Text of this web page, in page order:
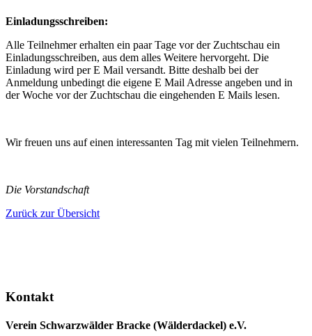
Einladungsschreiben:
Alle Teilnehmer erhalten ein paar Tage vor der Zuchtschau ein
Einladungsschreiben, aus dem alles Weitere hervorgeht. Die
Einladung wird per E Mail versandt. Bitte deshalb bei der
Anmeldung unbedingt die eigene E Mail Adresse angeben und in
der Woche vor der Zuchtschau die eingehenden E Mails lesen.
Wir freuen uns auf einen interessanten Tag mit vielen Teilnehmern.
Die Vorstandschaft
Zurück zur Übersicht
Kontakt
Verein Schwarzwälder Bracke (Wälderdackel) e.V.